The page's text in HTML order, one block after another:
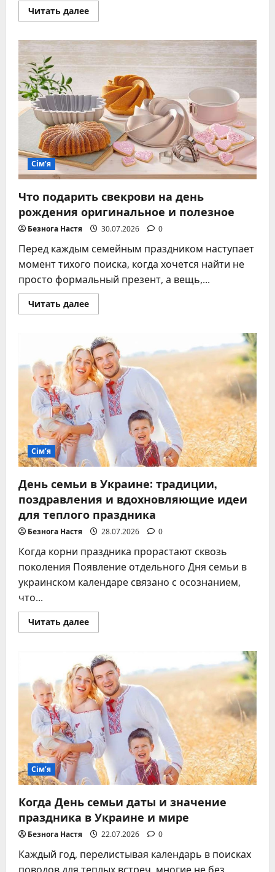
Читать далееПрочитать
больше
свадьба
традиции
празднования
без
суеверий
Сім’я
Что подарить свекрови на день
рождения оригинальное и полезное
Безнога Настя 30.07.2026 0
Перед каждым семейным праздником наступает
момент тихого поиска, когда хочется найти не
просто формальный презент, а вещь,...
Читать далееПрочитать
больше
подарить
свекрови
на
день
рождения
оригинальное
и
полезное
Сім’я
День семьи в Украине: традиции,
поздравления и вдохновляющие идеи
для теплого праздника
Безнога Настя 28.07.2026 0
Когда корни праздника прорастают сквозь
поколения Появление отдельного Дня семьи в
украинском календаре связано с осознанием,
что...
Читать далееПрочитать
больше
семьи
в
Украине:
традиции,
поздравления
и
вдохновляющие
идеи
для
теплого
праздника
Сім’я
Когда День семьи даты и значение
праздника в Украине и мире
Безнога Настя 22.07.2026 0
Каждый год, перелистывая календарь в поисках